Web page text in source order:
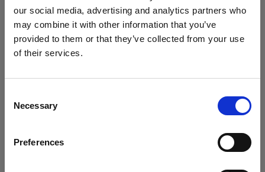
our social media, advertising and analytics partners who
may combine it with other information that you’ve
provided to them or that they’ve collected from your use
of their services.
Selection
Necessary
Preferences
¿Quieres actualizar tu ubicación?
RFi Softbox Rectangular